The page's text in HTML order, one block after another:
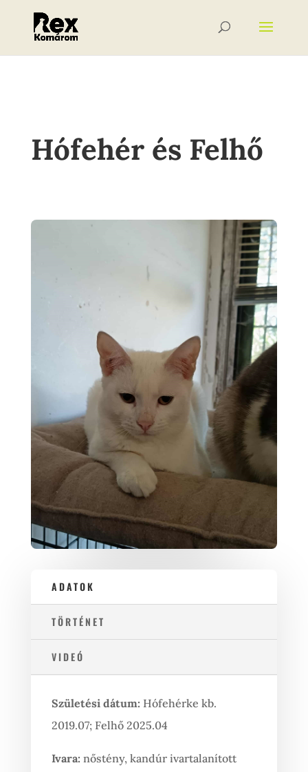
Hófehér és Felhő
ADATOK
TÖRTÉNET
VIDEÓ
Születési dátum: Hófehérke kb.
2019.07; Felhő 2025.04
Ivara: nőstény, kandúr ivartalanított